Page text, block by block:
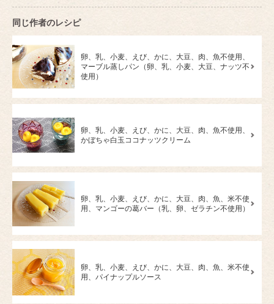
同じ作者のレシピ
卵、乳、小麦、えび、かに、大豆、肉、魚不使用、
マーブル蒸しパン（卵、乳、小麦、大豆、ナッツ不
使用）
卵、乳、小麦、えび、かに、大豆、肉、魚不使用、
かぼちゃ白玉ココナッツクリーム
卵、乳、小麦、えび、かに、大豆、肉、魚、米不使
用、マンゴーの葛バー（乳、卵、ゼラチン不使用）
卵、乳、小麦、えび、かに、大豆、肉、魚、米不使
用、パイナップルソース